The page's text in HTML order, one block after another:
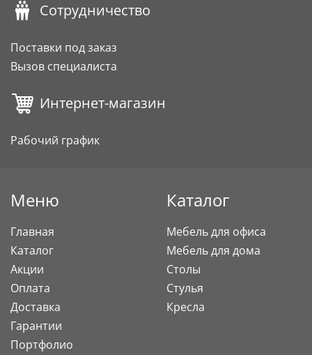
Сотрудничество
Поставки под заказ
Вызов специалиста
Интернет-магазин
Рабочий график
Меню
Главная
Каталог
Акции
Оплата
Доставка
Гарантии
Портфолио
Каталог
Мебель для офиса
Мебель для дома
Столы
Стулья
Кресла